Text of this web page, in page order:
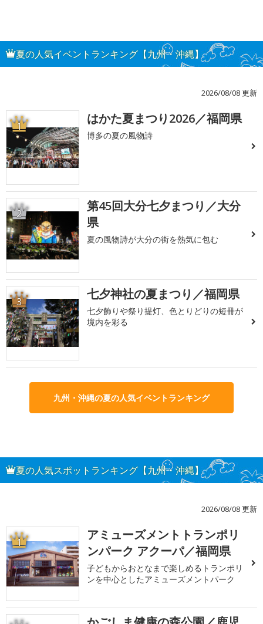
夏の人気イベントランキング【九州・沖縄】
2026/08/08 更新
1 はかた夏まつり2026／福岡県
博多の夏の風物詩
2
第45回大分七夕まつり／大分
県
夏の風物詩が大分の街を熱気に包む
3 七夕神社の夏まつり／福岡県
七夕飾りや祭り提灯、色とりどりの短冊が
境内を彩る
九州・沖縄の夏の人気イベントランキング
夏の人気スポットランキング【九州・沖縄】
2026/08/08 更新
1
アミューズメントトランポリ
ンパーク アクーパ／福岡県
子どもからおとなまで楽しめるトランポリ
ンを中心としたアミューズメントパーク